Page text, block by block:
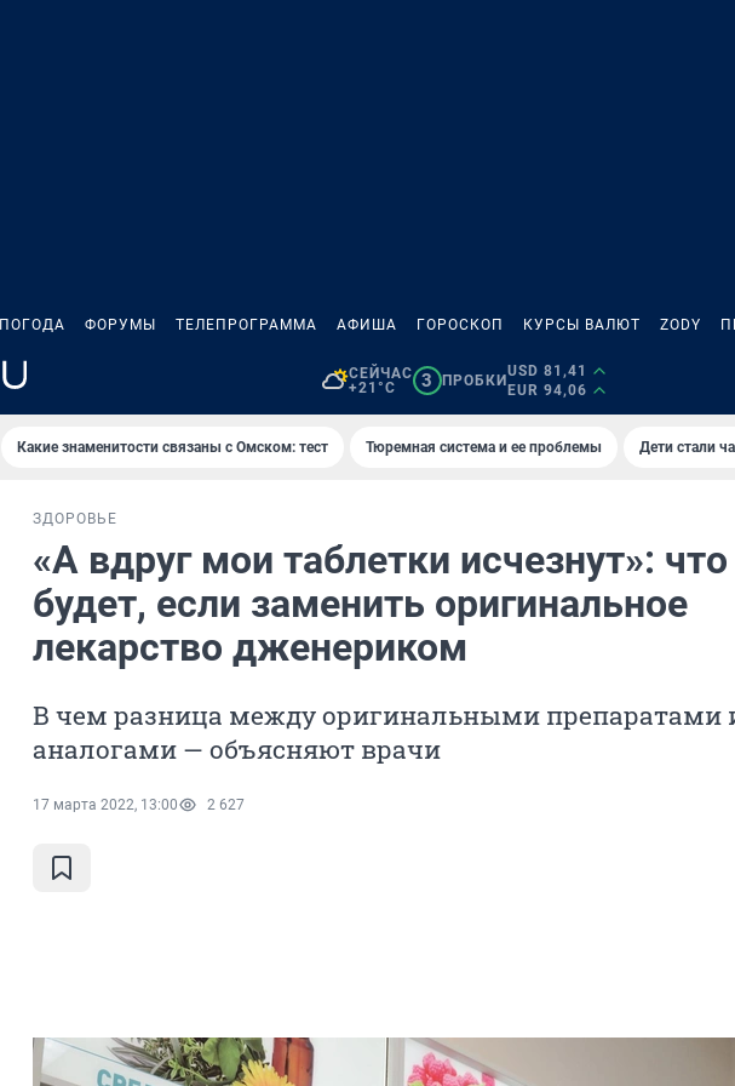
ПОГОДА ФОРУМЫ ТЕЛЕПРОГРАММА АФИША ГОРОСКОП КУРСЫ ВАЛЮТ ZODY
СЕЙЧАС
+21°C
3 ПРОБКИ
USD 81,41
EUR 94,06
Какие знаменитости связаны с Омском: тест Тюремная система и ее проблемы Дети стали
ЗДОРОВЬЕ
«А вдруг мои таблетки исчезнут»: что
будет, если заменить оригинальное
лекарство дженериком
В чем разница между оригинальными препаратами
аналогами — объясняют врачи
17 марта 2022, 13:00 2 627